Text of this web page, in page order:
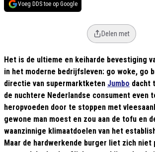
Voeg DDS toe op Google
Delen met
Het is de ultieme en keiharde bevestiging
in het moderne bedrijfsleven: go woke, go
directie van supermarktketen Jumbo dacht
de nuchtere Nederlandse consument even
heropvoeden door te stoppen met
gewone man moest en zou aan de tofu en
waanzinnige klimaatdoelen van het
Maar de hardwerkende burger liet zich niet